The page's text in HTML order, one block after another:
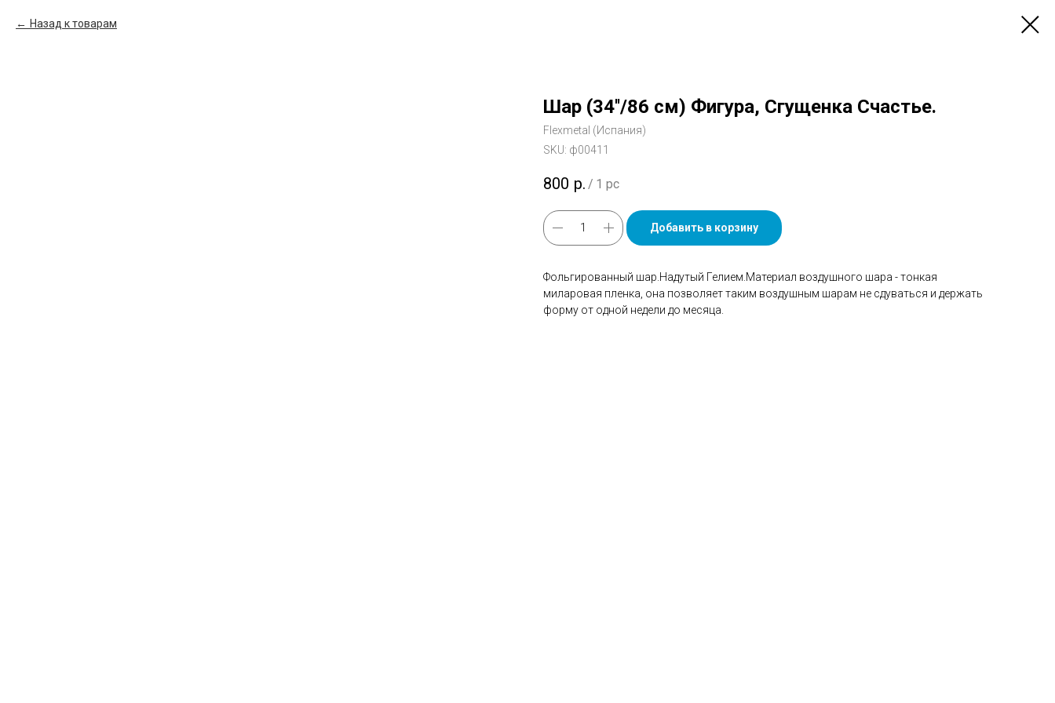
Назад к товарам
Шар (34''/86 см) Фигура, Сгущенка Счастье.
Flexmetal (Испания)
SKU: ф00411
800 р. / 1 pc
Добавить в корзину
Фольгированный шар.Надутый Гелием.Материал воздушного шара - тонкая
миларовая пленка, она позволяет таким воздушным шарам не сдуваться и держать
форму от одной недели до месяца.